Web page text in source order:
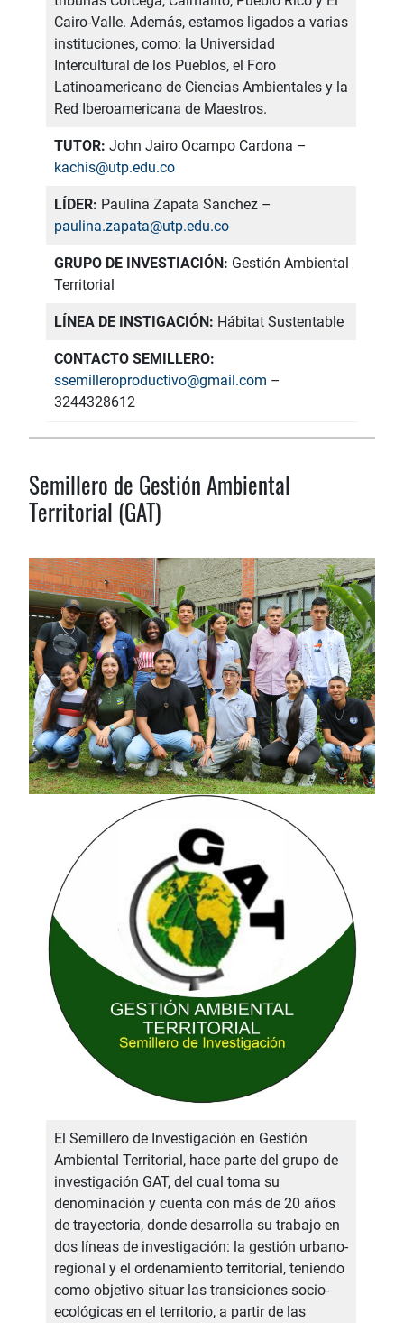
Cairo-Valle. Además, estamos ligados a varias
instituciones, como: la Universidad
Intercultural de los Pueblos, el Foro
Latinoamericano de Ciencias Ambientales y la
Red Iberoamericana de Maestros.
TUTOR: John Jairo Ocampo Cardona –
kachis@utp.edu.co
LÍDER: Paulina Zapata Sanchez –
paulina.zapata@utp.edu.co
GRUPO DE INVESTIACIÓN: Gestión Ambiental
Territorial
LÍNEA DE INSTIGACIÓN: Hábitat Sustentable
CONTACTO SEMILLERO:
ssemilleroproductivo@gmail.com –
3244328612
Semillero de Gestión Ambiental
Territorial (GAT)
El Semillero de Investigación en Gestión
Ambiental Territorial, hace parte del grupo de
investigación GAT, del cual toma su
denominación y cuenta con más de 20 años
de trayectoria, donde desarrolla su trabajo en
dos líneas de investigación: la gestión urbano-
regional y el ordenamiento territorial, teniendo
como objetivo situar las transiciones socio-
ecológicas en el territorio, a partir de las